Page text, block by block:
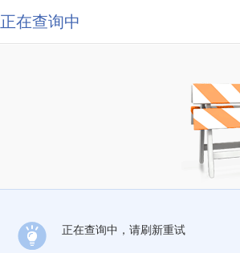
正在查询中
正在查询中，请刷新重试